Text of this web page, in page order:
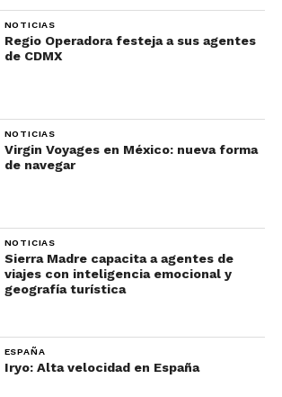
NOTICIAS
Regio Operadora festeja a sus agentes
de CDMX
NOTICIAS
Virgin Voyages en México: nueva forma
de navegar
NOTICIAS
Sierra Madre capacita a agentes de
viajes con inteligencia emocional y
geografía turística
ESPAÑA
Iryo: Alta velocidad en España